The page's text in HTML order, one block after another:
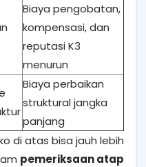
Biaya pengobatan,
kompensasi, dan
reputasi K3
menurun
Biaya perbaikan
struktural jangka
panjang
di atas bisa jauh lebih
pemeriksaan atap